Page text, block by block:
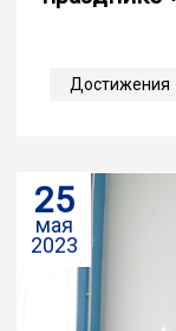
Достижения
25
мая
2023